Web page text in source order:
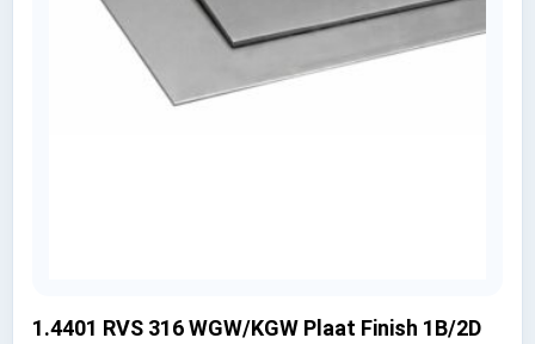
1.4401 RVS 316 WGW/KGW Plaat Finish 1B/2D